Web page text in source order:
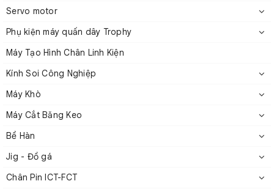
Servo motor
Phụ kiện máy quấn dây Trophy
Máy Tạo Hình Chân Linh Kiện
Kính Soi Công Nghiệp
Máy Khò
Máy Cắt Băng Keo
Bể Hàn
Jig - Đồ gá
Chân Pin ICT-FCT